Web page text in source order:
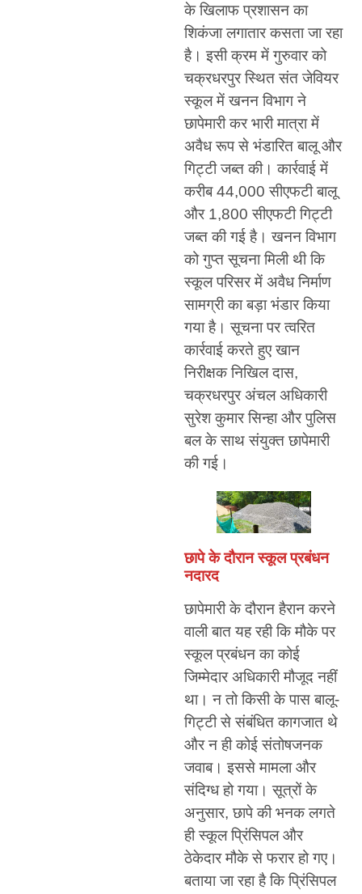
के खिलाफ प्रशासन का
शिकंजा लगातार कसता जा रहा
है। इसी क्रम में गुरुवार को
चक्रधरपुर स्थित संत जेवियर
स्कूल में खनन विभाग ने
छापेमारी कर भारी मात्रा में
अवैध रूप से भंडारित बालू और
गिट्टी जब्त की। कार्रवाई में
करीब 44,000 सीएफटी बालू
और 1,800 सीएफटी गिट्टी
जब्त की गई है। खनन विभाग
को गुप्त सूचना मिली थी कि
स्कूल परिसर में अवैध निर्माण
सामग्री का बड़ा भंडार किया
गया है। सूचना पर त्वरित
कार्रवाई करते हुए खान
निरीक्षक निखिल दास,
चक्रधरपुर अंचल अधिकारी
सुरेश कुमार सिन्हा और पुलिस
बल के साथ संयुक्त छापेमारी
की गई।
छापे के दौरान स्कूल प्रबंधन
नदारद
छापेमारी के दौरान हैरान करने
वाली बात यह रही कि मौके पर
स्कूल प्रबंधन का कोई
जिम्मेदार अधिकारी मौजूद नहीं
था। न तो किसी के पास बालू-
गिट्टी से संबंधित कागजात थे
और न ही कोई संतोषजनक
जवाब। इससे मामला और
संदिग्ध हो गया। सूत्रों के
अनुसार, छापे की भनक लगते
ही स्कूल प्रिंसिपल और
ठेकेदार मौके से फरार हो गए।
बताया जा रहा है कि प्रिंसिपल